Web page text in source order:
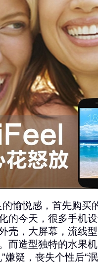
悦感，首先购买
的今天，很多手机
壳，大屏幕，流线
而造型独特的水果
嫌疑，丧失个性后“